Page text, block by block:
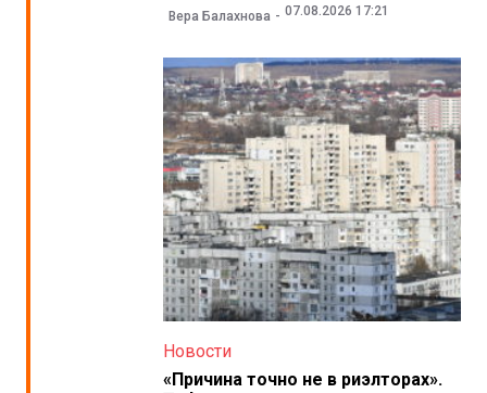
Вера Балахнова 07.08.2026 17:21
Новости
«Причина точно не в риэлторах».